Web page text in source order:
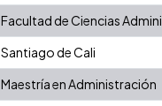
Facultad de Ciencias
Santiago de Cali
Maestría en Administración